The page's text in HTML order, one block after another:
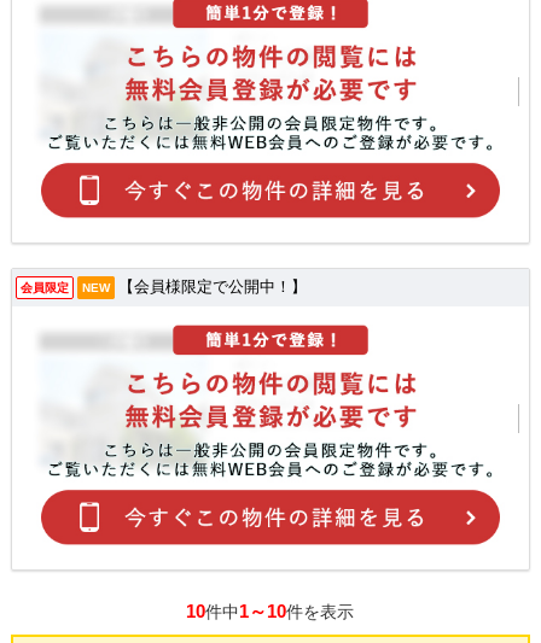
会員限定 NEW 【会員様限定で公開中！】
10件中1～10件を表示